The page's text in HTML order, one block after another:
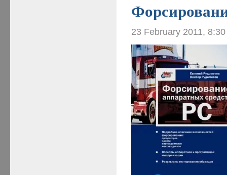
23 February 2011,